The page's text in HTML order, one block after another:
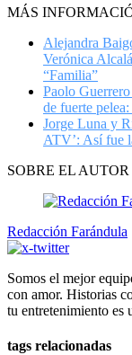
MÁS
Alejandra
Verónica
“Familia”
Paolo
de fuerte
Jorge Luna y
ATV’: Así fue
SOBRE EL AUTOR
Redacción Farándula
Somos el mejor
con amor. Historias
tu entretenimiento es
tags relacionadas